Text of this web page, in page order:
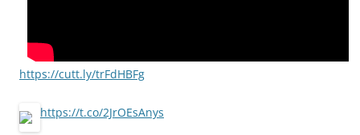
https://cutt.ly/trFdHBFg
https://t.co/2JrOEsAnys